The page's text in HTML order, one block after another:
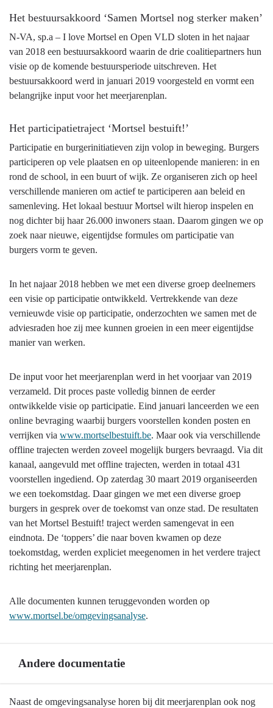
Het bestuursakkoord ‘Samen Mortsel nog sterker maken’
N-VA, sp.a – I love Mortsel en Open VLD sloten in het najaar
van 2018 een bestuursakkoord waarin de drie coalitiepartners hun
visie op de komende bestuursperiode uitschreven. Het
bestuursakkoord werd in januari 2019 voorgesteld en vormt een
belangrijke input voor het meerjarenplan.
Het participatietraject ‘Mortsel bestuift!’
Participatie en burgerinitiatieven zijn volop in beweging. Burgers
participeren op vele plaatsen en op uiteenlopende manieren: in en
rond de school, in een buurt of wijk. Ze organiseren zich op heel
verschillende manieren om actief te participeren aan beleid en
samenleving. Het lokaal bestuur Mortsel wilt hierop inspelen en
nog dichter bij haar 26.000 inwoners staan. Daarom gingen we op
zoek naar nieuwe, eigentijdse formules om participatie van
burgers vorm te geven.
In het najaar 2018 hebben we met een diverse groep deelnemers
een visie op participatie ontwikkeld. Vertrekkende van deze
vernieuwde visie op participatie, onderzochten we samen met de
adviesraden hoe zij mee kunnen groeien in een meer eigentijdse
manier van werken.
De input voor het meerjarenplan werd in het voorjaar van 2019
verzameld. Dit proces paste volledig binnen de eerder
ontwikkelde visie op participatie. Eind januari lanceerden we een
online bevraging waarbij burgers voorstellen konden posten en
verrijken via www.mortselbestuift.be. Maar ook via verschillende
offline trajecten werden zoveel mogelijk burgers bevraagd. Via dit
kanaal, aangevuld met offline trajecten, werden in totaal 431
voorstellen ingediend. Op zaterdag 30 maart 2019 organiseerden
we een toekomstdag. Daar gingen we met een diverse groep
burgers in gesprek over de toekomst van onze stad. De resultaten
van het Mortsel Bestuift! traject werden samengevat in een
eindnota. De ‘toppers’ die naar boven kwamen op deze
toekomstdag, werden expliciet meegenomen in het verdere traject
richting het meerjarenplan.
Alle documenten kunnen teruggevonden worden op
www.mortsel.be/omgevingsanalyse.
Andere documentatie
Terug
Naast de omgevingsanalyse horen bij dit meerjarenplan ook nog